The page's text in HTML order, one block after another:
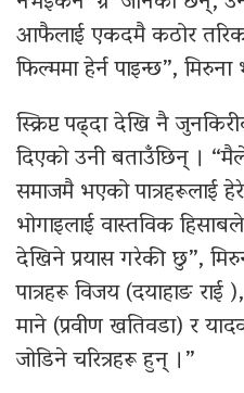
आफैलाई एकदमै कठोर
फिल्ममा हेर्न पाइन्छ”, मिरुना
स्क्रिप्ट पढ्दा देखि नै
दिएको उनी बताउँछिन् ।
समाजमै भएको पात्रहरूलाई
भोगाइलाई वास्तविक
देखिने प्रयास गरेकी छु”,
पात्रहरू विजय (दयाहाङ
माने (प्रवीण खतिवडा) र
जोडिने चरित्रहरू हुन् ।”